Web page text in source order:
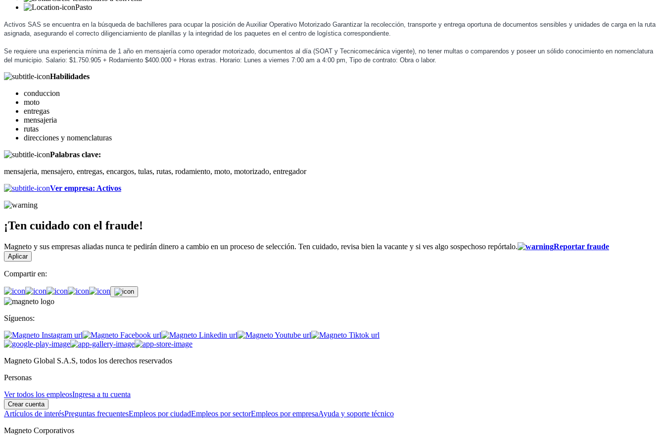
Pasto
Activos SAS se encuentra en la búsqueda de bachilleres para ocupar la posición de Auxiliar Operativo Motorizado Garantizar la recolección, transporte y entrega oportuna de documentos sensibles y unidades de carga en la ruta
asignada, asegurando el correcto diligenciamiento de planillas y la integridad de los paquetes en el centro de logística correspondiente.
Se requiere una experiencia mínima de 1 año en mensajería como operador motorizado, documentos al día (SOAT y Tecnicomecánica vigente), no tener multas o comparendos y poseer un sólido conocimiento en nomenclatura
del municipio. Salario: $1.750.905 + Rodamiento $400.000 + Horas extras. Horario: Lunes a viernes 7:00 am a 4:00 pm, Tipo de contrato: Obra o labor.
Habilidades
conduccion
moto
entregas
mensajeria
rutas
direcciones y nomenclaturas
Palabras clave:
mensajeria, mensajero, entregas, encargos, tulas, rutas, rodamiento, moto, motorizado, entregador
Ver empresa: Activos
¡Ten cuidado con el fraude!
Magneto y sus empresas aliadas nunca te pedirán dinero a cambio en un proceso de selección. Ten cuidado, revisa bien la vacante y si ves algo sospechoso repórtalo. Reportar fraude
Aplicar
Compartir en:
Síguenos:
Magneto Global S.A.S, todos los derechos reservados
Personas
Ver todos los empleosIngresa a tu cuenta
Crear cuenta
Artículos de interésPreguntas frecuentesEmpleos por ciudadEmpleos por sectorEmpleos por empresaAyuda y soporte técnico
Magneto Corporativos